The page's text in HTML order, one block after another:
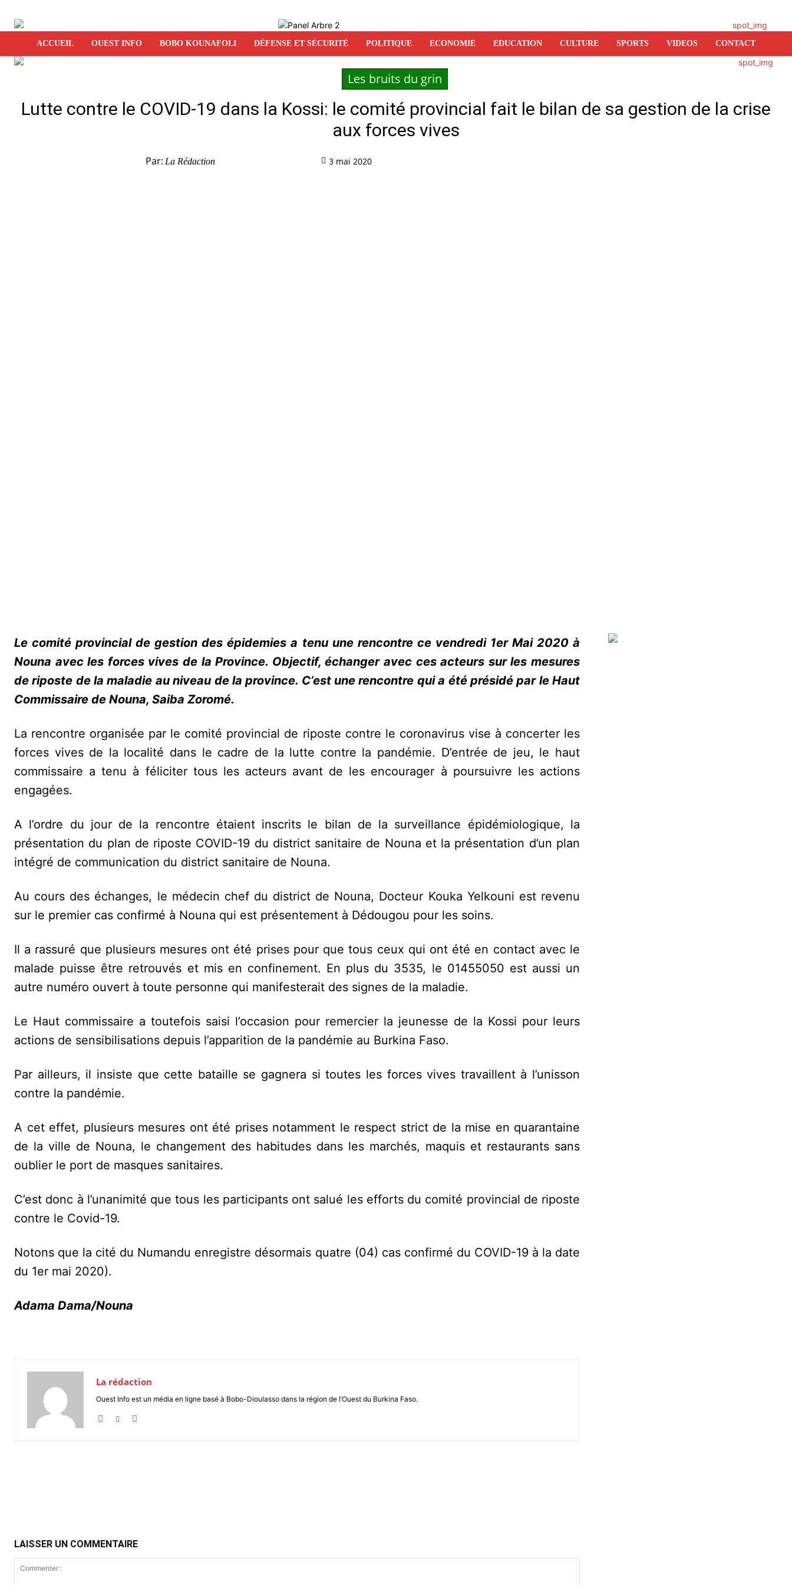
ACCUEIL OUEST INFO BOBO KOUNAFOLI DÉFENSE ET SÉCURITÉ POLITIQUE ECONOMIE EDUCATION CULTURE SPORTS VIDEOS CONTACT
Les bruits du grin
Lutte contre le COVID-19 dans la Kossi: le comité provincial fait le bilan de sa gestion de la crise
aux forces vives
Par: La Rédaction 3 mai 2020
Le comité provincial de gestion des épidemies a tenu une rencontre ce vendredi 1er Mai 2020 à
Nouna avec les forces vives de la Province. Objectif, échanger avec ces acteurs sur les mesures
de riposte de la maladie au niveau de la province. C’est une rencontre qui a été présidé par le Haut
Commissaire de Nouna, Saiba Zoromé.
La rencontre organisée par le comité provincial de riposte contre le coronavirus vise à concerter les
forces vives de la localité dans le cadre de la lutte contre la pandémie. D’entrée de jeu, le haut
commissaire a tenu à féliciter tous les acteurs avant de les encourager à poursuivre les actions
engagées.
A l’ordre du jour de la rencontre étaient inscrits le bilan de la surveillance épidémiologique, la
présentation du plan de riposte COVID-19 du district sanitaire de Nouna et la présentation d’un plan
intégré de communication du district sanitaire de Nouna.
Au cours des échanges, le médecin chef du district de Nouna, Docteur Kouka Yelkouni est revenu
sur le premier cas confirmé à Nouna qui est présentement à Dédougou pour les soins.
Il a rassuré que plusieurs mesures ont été prises pour que tous ceux qui ont été en contact avec le
malade puisse être retrouvés et mis en confinement. En plus du 3535, le 01455050 est aussi un
autre numéro ouvert à toute personne qui manifesterait des signes de la maladie.
Le Haut commissaire a toutefois saisi l’occasion pour remercier la jeunesse de la Kossi pour leurs
actions de sensibilisations depuis l’apparition de la pandémie au Burkina Faso.
Par ailleurs, il insiste que cette bataille se gagnera si toutes les forces vives travaillent à l’unisson
contre la pandémie.
A cet effet, plusieurs mesures ont été prises notamment le respect strict de la mise en quarantaine
de la ville de Nouna, le changement des habitudes dans les marchés, maquis et restaurants sans
oublier le port de masques sanitaires.
C’est donc à l’unanimité que tous les participants ont salué les efforts du comité provincial de riposte
contre le Covid-19.
Notons que la cité du Numandu enregistre désormais quatre (04) cas confirmé du COVID-19 à la date
du 1er mai 2020).
Adama Dama/Nouna
La rédaction
Ouest Info est un média en ligne basé à Bobo-Dioulasso dans la région de l’Ouest du Burkina Faso.
LAISSER UN COMMENTAIRE